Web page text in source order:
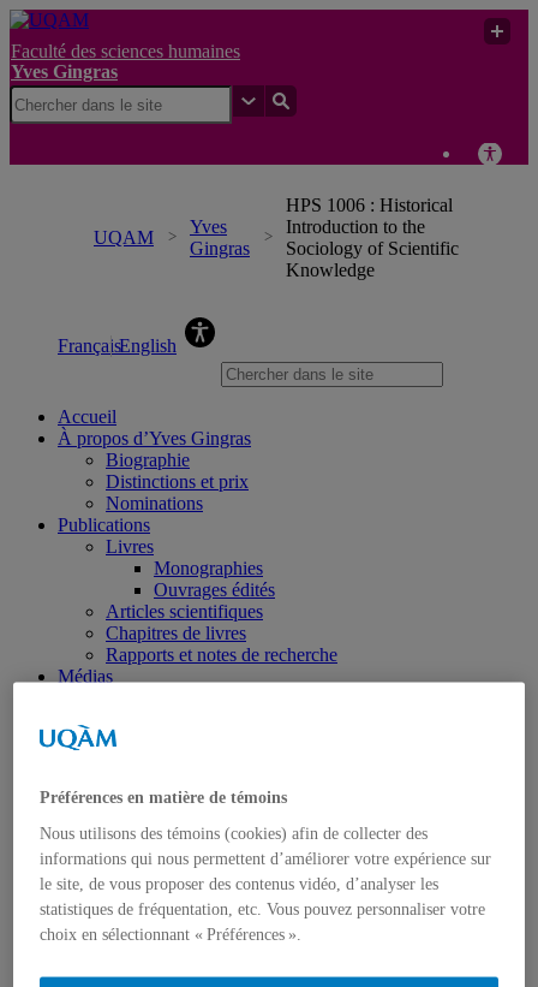
Faculté des sciences humaines
Yves Gingras
UQAM
Yves
Gingras
HPS 1006 : Historical
Introduction to the
Sociology of Scientific
Knowledge
FrançaisEnglish
Accueil
À propos d’Yves Gingras
Biographie
Distinctions et prix
Nominations
Publications
Livres
Monographies
Ouvrages édités
Articles scientifiques
Chapitres de livres
Rapports et notes de recherche
Médias
Radio
Chroniques aux Années lumière
Télévision
Activités
Cours
Supervision
Préférences en matière de témoins
Nous utilisons des témoins (cookies) afin de collecter des
informations qui nous permettent d’améliorer votre expérience sur
le site, de vous proposer des contenus vidéo, d’analyser les
statistiques de fréquentation, etc. Vous pouvez personnaliser votre
choix en sélectionnant « Préférences ».